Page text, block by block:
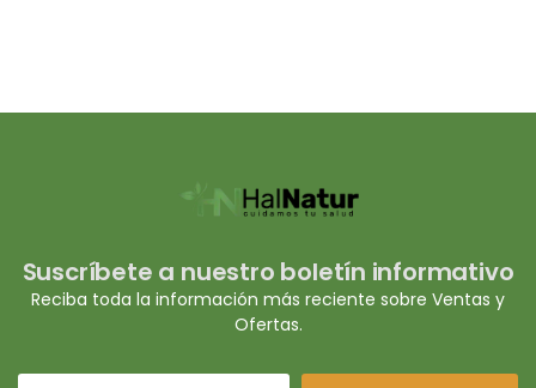
Suscríbete a nuestro boletín informativo
Reciba toda la información más reciente sobre Ventas y
Ofertas.